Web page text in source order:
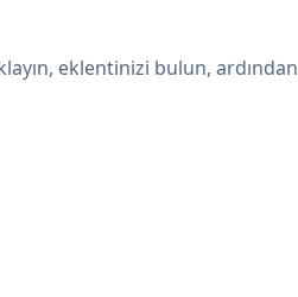
eklentinizi bulun, ardından